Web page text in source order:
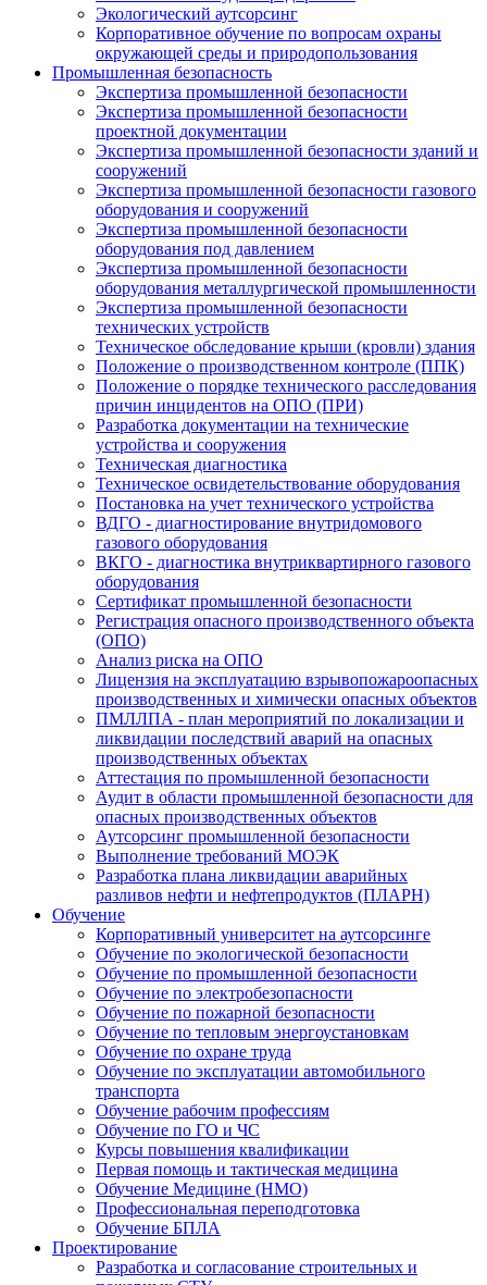
Экологический аутсорсинг
Корпоративное обучение по вопросам охраны
окружающей среды и природопользования
Промышленная безопасность
Экспертиза промышленной безопасности
Экспертиза промышленной безопасности
проектной документации
Экспертиза промышленной безопасности зданий и
сооружений
Экспертиза промышленной безопасности газового
оборудования и сооружений
Экспертиза промышленной безопасности
оборудования под давлением
Экспертиза промышленной безопасности
оборудования металлургической промышленности
Экспертиза промышленной безопасности
технических устройств
Техническое обследование крыши (кровли) здания
Положение о производственном контроле (ППК)
Положение о порядке технического расследования
причин инцидентов на ОПО (ПРИ)
Разработка документации на технические
устройства и сооружения
Техническая диагностика
Техническое освидетельствование оборудования
Постановка на учет технического устройства
ВДГО - диагностирование внутридомового
газового оборудования
ВКГО - диагностика внутриквартирного газового
оборудования
Сертификат промышленной безопасности
Регистрация опасного производственного объекта
(ОПО)
Анализ риска на ОПО
Лицензия на эксплуатацию взрывопожароопасных
производственных и химически опасных объектов
ПМЛЛПА - план мероприятий по локализации и
ликвидации последствий аварий на опасных
производственных объектах
Аттестация по промышленной безопасности
Аудит в области промышленной безопасности для
опасных производственных объектов
Аутсорсинг промышленной безопасности
Выполнение требований МОЭК
Разработка плана ликвидации аварийных
разливов нефти и нефтепродуктов (ПЛАРН)
Обучение
Корпоративный университет на аутсорсинге
Обучение по экологической безопасности
Обучение по промышленной безопасности
Обучение по электробезопасности
Обучение по пожарной безопасности
Обучение по тепловым энергоустановкам
Обучение по охране труда
Обучение по эксплуатации автомобильного
транспорта
Обучение рабочим профессиям
Обучение по ГО и ЧС
Курсы повышения квалификации
Первая помощь и тактическая медицина
Обучение Медицине (НМО)
Профессиональная переподготовка
Обучение БПЛА
Проектирование
Разработка и согласование строительных и